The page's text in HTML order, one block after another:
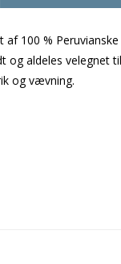
af 100 %
og aldeles velegnet
og vævning.